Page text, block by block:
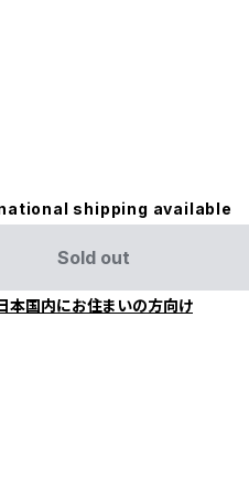
shipping available
Sold out
本国内にお住まいの方向け